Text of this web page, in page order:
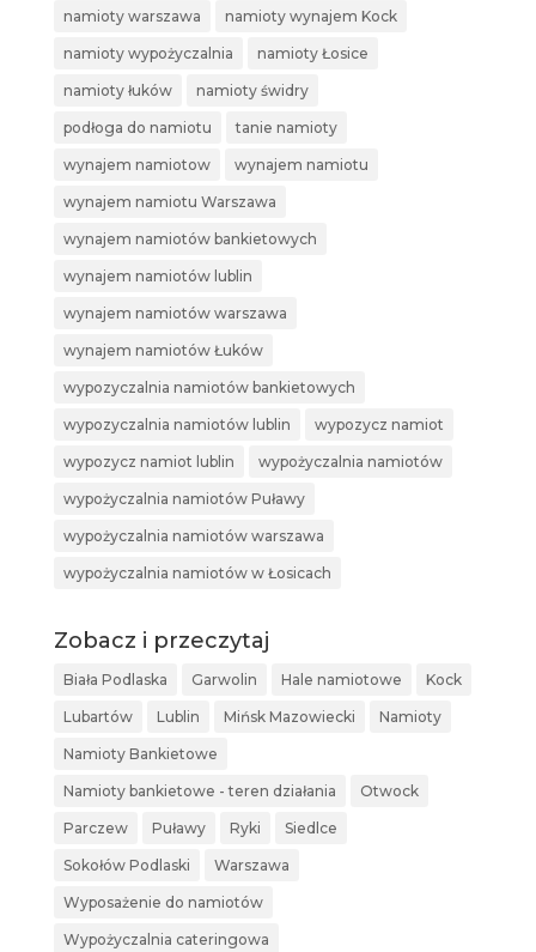
namioty warszawa namioty wynajem Kock
namioty wypożyczalnia namioty Łosice
namioty łuków namioty świdry
podłoga do namiotu tanie namioty
wynajem namiotow wynajem namiotu
wynajem namiotu Warszawa
wynajem namiotów bankietowych
wynajem namiotów lublin
wynajem namiotów warszawa
wynajem namiotów Łuków
wypozyczalnia namiotów bankietowych
wypozyczalnia namiotów lublin wypozycz namiot
wypozycz namiot lublin wypożyczalnia namiotów
wypożyczalnia namiotów Puławy
wypożyczalnia namiotów warszawa
wypożyczalnia namiotów w Łosicach
Zobacz i przeczytaj
Biała Podlaska Garwolin Hale namiotowe Kock
Lubartów Lublin Mińsk Mazowiecki Namioty
Namioty Bankietowe
Namioty bankietowe - teren działania Otwock
Parczew Puławy Ryki Siedlce
Sokołów Podlaski Warszawa
Wyposażenie do namiotów
Wypożyczalnia cateringowa